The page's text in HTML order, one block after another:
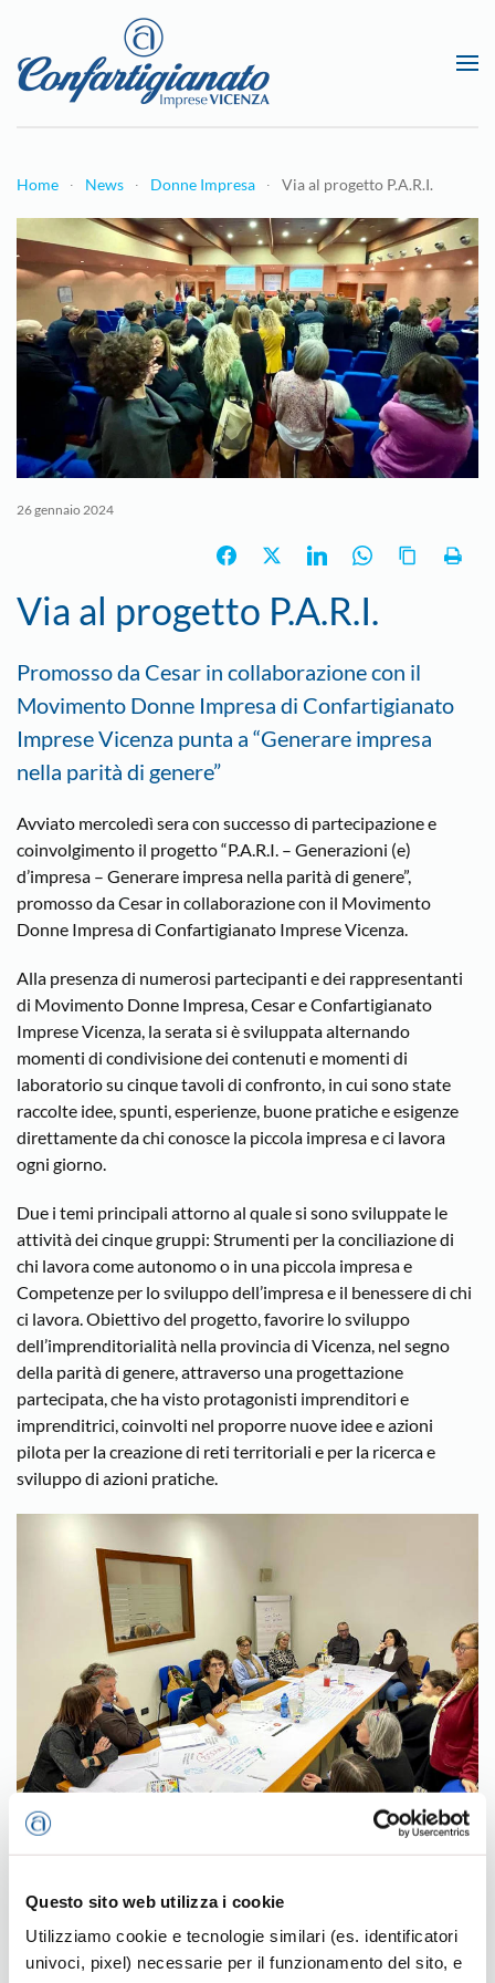
Questo sito web utilizza i cookie
Utilizziamo cookie e tecnologie similari (es. identificatori
univoci, pixel) necessarie per il funzionamento del sito, e
Passa al contenuto principale
Home News Donne Impresa Via al progetto P.A.R.I.
26 gennaio 2024
Via al progetto P.A.R.I.
Promosso da Cesar in collaborazione con il
Movimento Donne Impresa di Confartigianato
Imprese Vicenza punta a “Generare impresa
nella parità di genere”
Avviato mercoledì sera con successo di partecipazione e
coinvolgimento il progetto “P.A.R.I. – Generazioni (e)
d’impresa – Generare impresa nella parità di genere”,
promosso da Cesar in collaborazione con il Movimento
Donne Impresa di Confartigianato Imprese Vicenza.
Alla presenza di numerosi partecipanti e dei rappresentanti
di Movimento Donne Impresa, Cesar e Confartigianato
Imprese Vicenza, la serata si è sviluppata alternando
momenti di condivisione dei contenuti e momenti di
laboratorio su cinque tavoli di confronto, in cui sono state
raccolte idee, spunti, esperienze, buone pratiche e esigenze
direttamente da chi conosce la piccola impresa e ci lavora
ogni giorno.
Due i temi principali attorno al quale si sono sviluppate le
attività dei cinque gruppi: Strumenti per la conciliazione di
chi lavora come autonomo o in una piccola impresa e
Competenze per lo sviluppo dell’impresa e il benessere di chi
ci lavora. Obiettivo del progetto, favorire lo sviluppo
dell’imprenditorialità nella provincia di Vicenza, nel segno
della parità di genere, attraverso una progettazione
partecipata, che ha visto protagonisti imprenditori e
imprenditrici, coinvolti nel proporre nuove idee e azioni
pilota per la creazione di reti territoriali e per la ricerca e
sviluppo di azioni pratiche.
Donne Impresa